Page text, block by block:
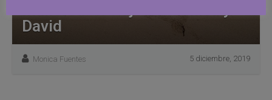
David
Monica Fuentes 5 diciembre, 2019